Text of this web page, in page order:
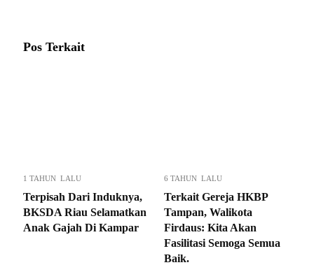
Pos Terkait
1 TAHUN LALU
Terpisah Dari Induknya,
BKSDA Riau Selamatkan
Anak Gajah Di Kampar
6 TAHUN LALU
Terkait Gereja HKBP
Tampan, Walikota
Firdaus: Kita Akan
Fasilitasi Semoga Semua
Baik.